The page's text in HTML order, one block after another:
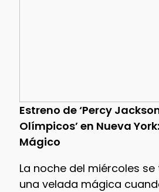
Estreno de ‘Percy
Olímpicos’ en Nueva
Mágico
La noche del miércoles
una velada mágica